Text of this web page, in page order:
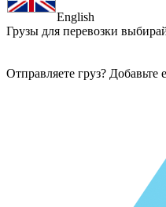
English
Грузы для перевозки
Отправляете груз?